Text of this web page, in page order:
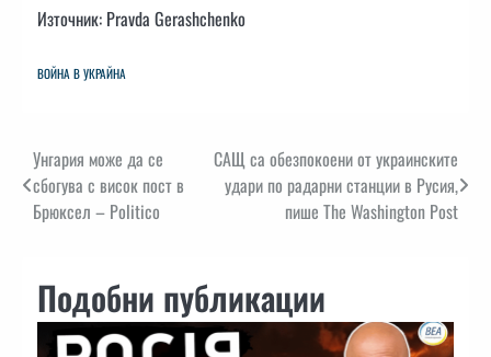
Източник: Pravda Gerashchenko
ВОЙНА В УКРАЙНА
Навигация
Унгария може да се
сбогува с висок пост в
Брюксел – Politico
САЩ са обезпокоени от украинските
удари по радарни станции в Русия,
пише The Washington Post
Подобни публикации